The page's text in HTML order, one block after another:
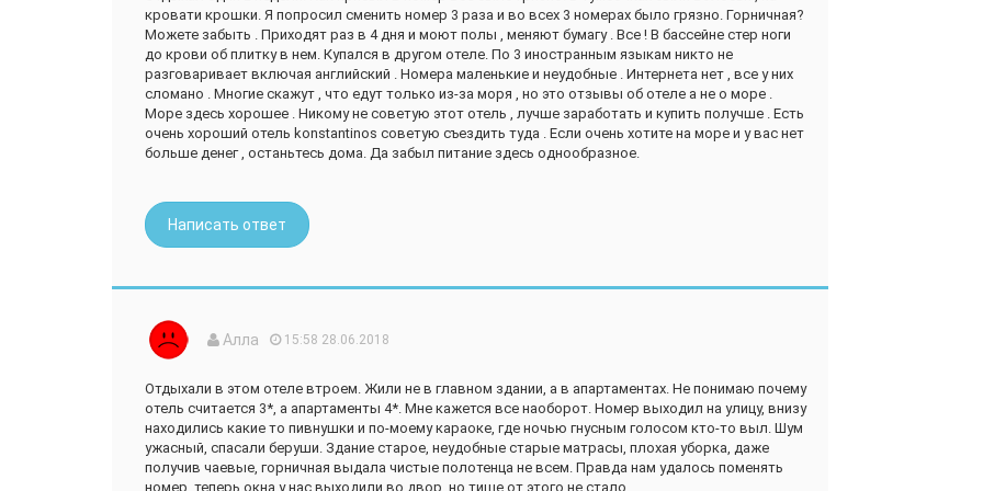
Лично меня выбесило то, что приходит полный автобус британцев - их в засос целуют в область
пониже спины и на руках заносят в номера. Приезжают русские - тут уж как повезёт. Причём не
мы одни так попали, несколько раз наблюдал ситуацию: автобус с руссотуристо, текст про
“приезжайте через два дня”, сажают в такси и платочком в след машут. И наплевать, что с
маленькими детьми, аж бесит. Ладно я - у меня профессия такая - уметь договориться со всеми и
в любой ситуации, причём иногда даже с людьми, которые и по-русски то не понимают. Порой
сквозь стены приходится проходить, чтобы вопрос решить. А что делать тем, кто не умеет так?
Вычёркивать из очень недешёвого отпуска пару дней на проживание в сарайке?
интересы, а также вы можете позволить себе потерять один день отпуска на разруливание
ситуации при заселении - вам сюда. Удачи!
кровати крошки. Я попросил сменить номер 3 раза и во всех 3 номерах было грязно. Горничная?
Можете забыть . Приходят раз в 4 дня и моют полы , меняют бумагу . Все ! В бассейне стер ноги
до крови об плитку в нем. Купался в другом отеле. По 3 иностранным языкам никто не
разговаривает включая английский . Номера маленькие и неудобные . Интернета нет , все у них
сломано . Многие скажут , что едут только из-за моря , но это отзывы об отеле а не о море .
Море здесь хорошее . Никому не советую этот отель , лучше заработать и купить получше . Есть
очень хороший отель konstantinos советую съездить туда . Если очень хотите на море и у вас нет
больше денег , останьтесь дома. Да забыл питание здесь однообразное.
Написать ответ
Алла 15:58 28.06.2018
Отдыхали в этом отеле втроем. Жили не в главном здании, а в апартаментах. Не понимаю почему
отель считается 3*, а апартаменты 4*. Мне кажется все наоборот. Номер выходил на улицу, внизу
находились какие то пивнушки и по-моему караоке, где ночью гнусным голосом кто-то выл. Шум
ужасный, спасали беруши. Здание старое, неудобные старые матрасы, плохая уборка, даже
получив чаевые, горничная выдала чистые полотенца не всем. Правда нам удалось поменять
номер, теперь окна у нас выходили во двор, но тише от этого не стало.